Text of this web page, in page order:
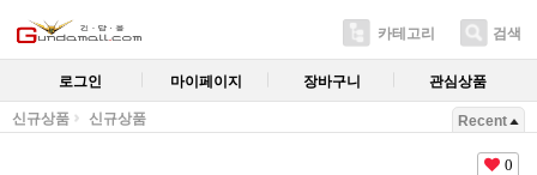
카테고리 검색
로그인 마이페이지 장바구니 관심상품
신규상품 신규상품 Recent
0